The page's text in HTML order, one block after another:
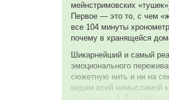
John
Роб Морроу
Jeff
Джим Чарнеки
Джонатан
Продюссер
Уильям Т.
Композитор
мейнстримовских
Первое — это то, с чем
все 104 минуты
почему в хранящейся
Шикарнейший и самый
эмоционального
сюжетную нить и ни на
видим всей немыслимой